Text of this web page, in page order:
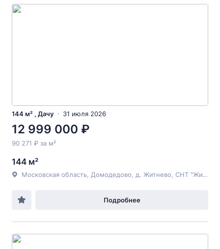
144 м² , Дачу 31 июля 2026
12 999 000 ₽
90 271 ₽ за м²
144 м²
Московская область, Домодедово, д. Житнево, СНТ "Житнево"
Подробнее